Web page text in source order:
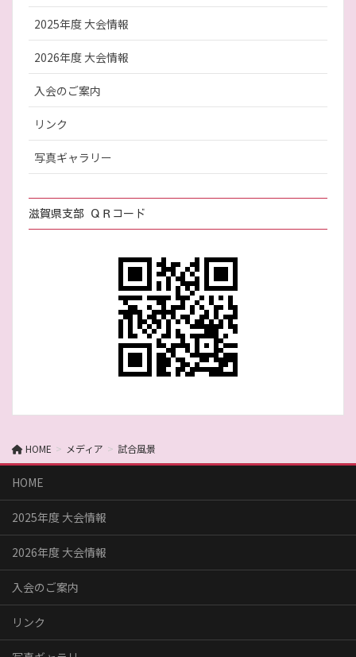
2025年度 大会情報
2026年度 大会情報
入会のご案内
リンク
写真ギャラリー
滋賀県支部 ＱＲコード
HOME メディア 試合風景
HOME
2025年度 大会情報
2026年度 大会情報
入会のご案内
リンク